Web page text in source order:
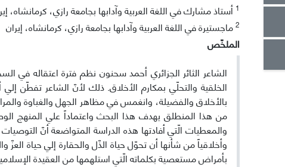
1 أستاذ مشارك في اللغة العربية وآدابها بجامعة رازي، كرمانشاه،
2ماجستيرة في اللغة العربية وآدابها بجامعة رازي، كرمانشاه، إيران
الملخّص
الشاعر الثائر الجزائري أحمد سحنون نظم فترة اعتقاله في
الخلقية والتحلّي بمكارم الأخلاق. ذلك لأنّ الشاعر تفطّن إلي
بالأخلاق والفضيلة، وانغمس في مظاهر الجهل والغباوة
من هذا المنطلق يهدف هذا البحث واعتماداً علي المنهج
والمعطيات الّتي أفادتها هذه الدراسة المتواضعة أنّ
وأخلاقياً من شأنها أن تحوّل حياة الذّل والحقارة إلي حياة
بأمراض مستعصية بكلماته الّتي استلهمها من العقيدة